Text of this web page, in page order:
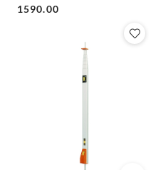
Cena:
Cena:
1590.00